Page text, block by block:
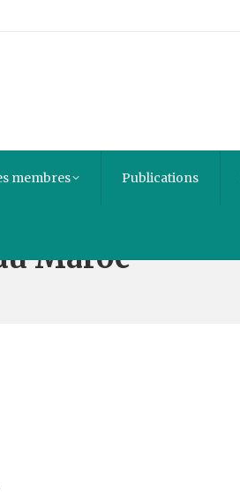
membres Publications
Maroc